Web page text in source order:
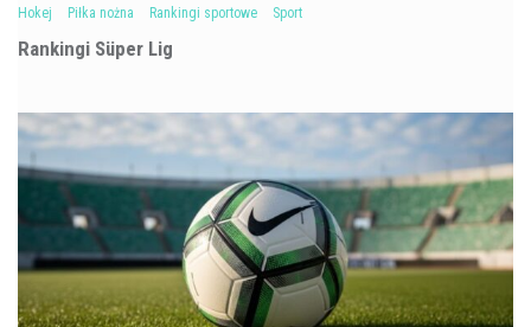
Hokej Piłka nożna Rankingi sportowe Sport
Rankingi Süper Lig